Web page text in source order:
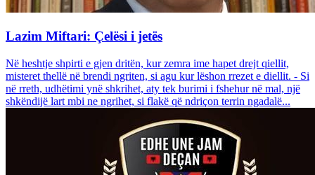
Lazim Miftari: Çelësi i jetës
Në heshtje shpirti e gjen dritën, kur zemra ime hapet drejt qiellit,
misteret thellë në brendi ngriten, si agu kur lëshon rrezet e diellit. - Si
në rreth, udhëtimi ynë shkrihet, aty tek burimi i fshehur në mal, një
shkëndijë lart mbi ne ngrihet, si flakë që ndriçon terrin ngadalë...